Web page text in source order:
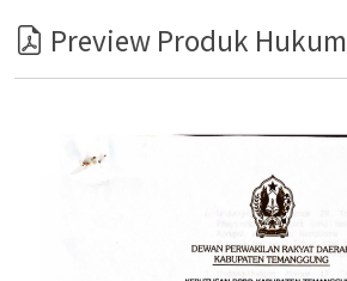
Preview Produk Hukum